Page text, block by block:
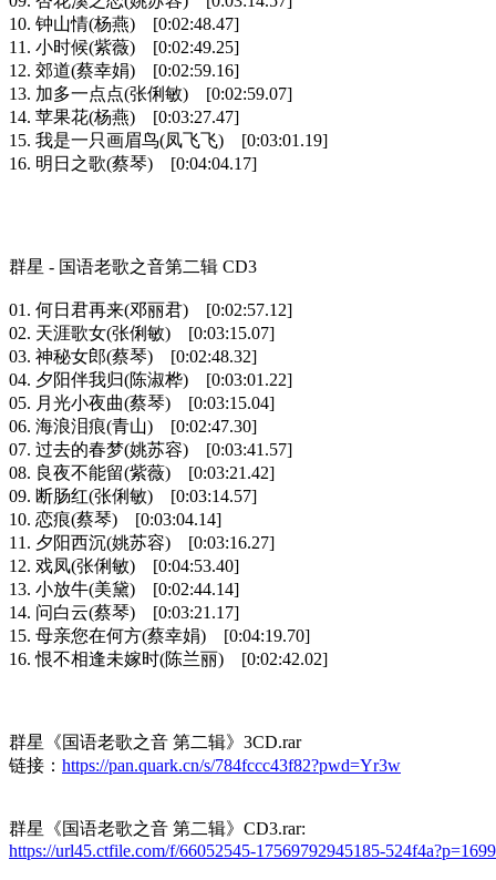
10. 钟山情(杨燕) [0:02:48.47]
11. 小时候(紫薇) [0:02:49.25]
12. 郊道(蔡幸娟) [0:02:59.16]
13. 加多一点点(张俐敏) [0:02:59.07]
14. 苹果花(杨燕) [0:03:27.47]
15. 我是一只画眉鸟(凤飞飞) [0:03:01.19]
16. 明日之歌(蔡琴) [0:04:04.17]
群星 - 国语老歌之音第二辑 CD3
01. 何日君再来(邓丽君) [0:02:57.12]
02. 天涯歌女(张俐敏) [0:03:15.07]
03. 神秘女郎(蔡琴) [0:02:48.32]
04. 夕阳伴我归(陈淑桦) [0:03:01.22]
05. 月光小夜曲(蔡琴) [0:03:15.04]
06. 海浪泪痕(青山) [0:02:47.30]
07. 过去的春梦(姚苏容) [0:03:41.57]
08. 良夜不能留(紫薇) [0:03:21.42]
09. 断肠红(张俐敏) [0:03:14.57]
10. 恋痕(蔡琴) [0:03:04.14]
11. 夕阳西沉(姚苏容) [0:03:16.27]
12. 戏凤(张俐敏) [0:04:53.40]
13. 小放牛(美黛) [0:02:44.14]
14. 问白云(蔡琴) [0:03:21.17]
15. 母亲您在何方(蔡幸娟) [0:04:19.70]
16. 恨不相逢未嫁时(陈兰丽) [0:02:42.02]
群星《国语老歌之音 第二辑》3CD.rar
链接： https://pan.quark.cn/s/784fccc43f82?pwd=Yr3w
群星《国语老歌之音 第二辑》CD3.rar:
https://url45.ctfile.com/f/66052545-17569792945185-524f4a?p=1699